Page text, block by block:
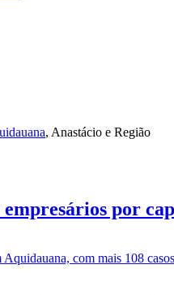
, Anastácio e Região
por